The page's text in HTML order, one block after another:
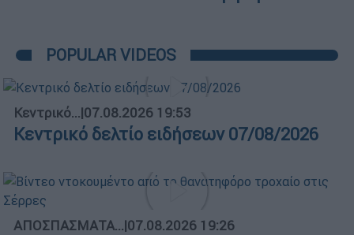
POPULAR VIDEOS
Κεντρικό...|07.08.2026 19:53
Κεντρικό δελτίο ειδήσεων 07/08/2026
ΑΠΟΣΠΑΣΜΑΤΑ...|07.08.2026 19:26